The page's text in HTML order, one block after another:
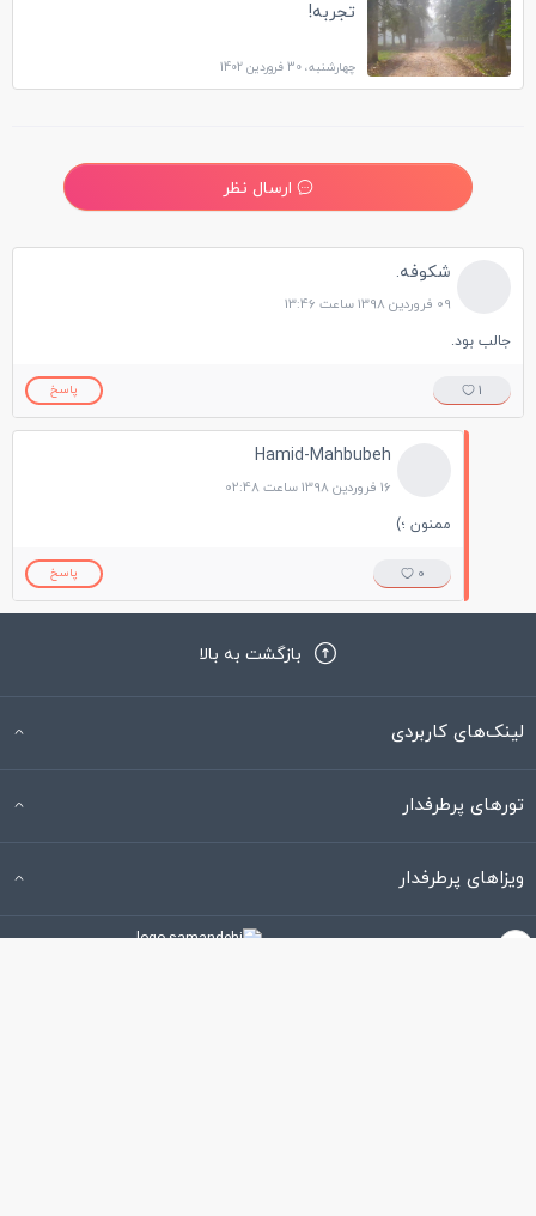
تجربه!
چهارشنبه، 30 فروردین 1402
شکوفه.
09 فروردین 1398 ساعت 13:46
جالب بود.
1 پاسخ
Hamid-Mahbubeh
16 فروردین 1398 ساعت 02:48
ممنون ؛)
0 پاسخ
×
بازگشت به بالا
لینک‌های کاربردی
تورهای پرطرفدار
ویزاهای پرطرفدار